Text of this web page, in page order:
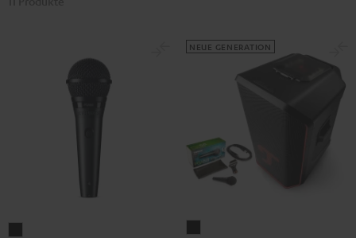
NEUE GENERATION